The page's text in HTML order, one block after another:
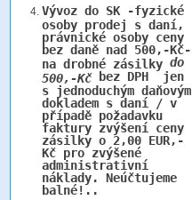
Vývoz do SK -fyzické
osoby prodej s daní,
právnické osoby ceny
bez daně nad 500,-Kč-
na drobné zásilky do
500,-Kčbez DPH jen
s jednoduchým daňovým
dokladem s daní / v
případě požadavku
faktury zvýšení ceny
zásilky o 2,00 EUR,-
Kč pro zvýšené
administrativní
náklady. Neúčtujeme
balné!..